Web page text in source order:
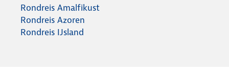
Rondreis Amalfikust
Rondreis Azoren
Rondreis IJsland